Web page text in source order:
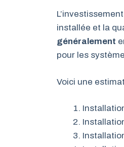
installée et la
généralement
pour les
Voici une